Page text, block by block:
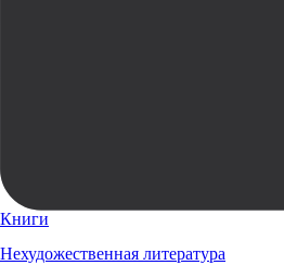
Книги
Нехудожественная литература